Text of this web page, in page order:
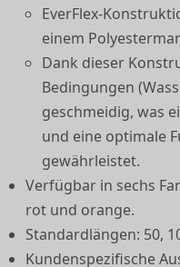
EverFlex-
einem
Dank dieser
Bedingungen
geschmeidig, was
und eine optimale
gewährleistet.
Verfügbar in sechs
rot und orange.
Standardlängen: 50,
Kundenspezifische